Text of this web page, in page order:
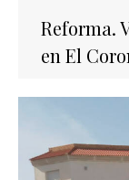
Reforma.
en El